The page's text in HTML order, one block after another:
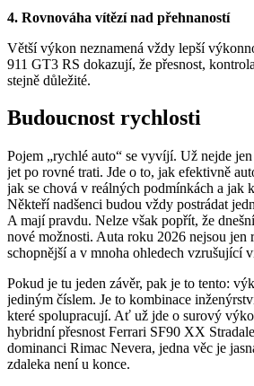
4. Rovnováha vítězí nad přehnaností
Větší výkon neznamená vždy lepší
911 GT3 RS dokazují, že přesnost,
stejně důležité.
Budoucnost rychlosti
Pojem „rychlé auto“ se vyvíjí. Už nejde
jet po rovné trati. Jde o to, jak efektivně
jak se chová v reálných podmínkách a jak
Někteří nadšenci budou vždy postrádat
A mají pravdu. Nelze však popřít, že
nové možnosti. Auta roku 2026 nejsou jen
schopnější a v mnoha ohledech vzrušující
Pokud je tu jeden závěr, pak je to tento:
jediným číslem. Je to kombinace
které spolupracují. Ať už jde o surový
hybridní přesnost Ferrari SF90 XX
dominanci Rimac Nevera, jedna věc je
zdaleka není u konce.